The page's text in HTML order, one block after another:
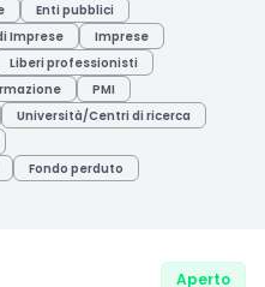
Enti pubblici
Imprese
Imprese
Liberi professionisti
PMI
Università/Centri di ricerca
Fondo perduto
Aperto